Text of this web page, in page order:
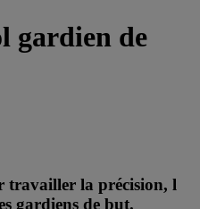
gardien de
travailler la précision, l
gardiens de but.